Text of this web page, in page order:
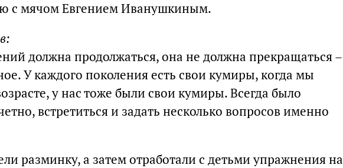
с мячом Евгением Иванушкиным.
должна продолжаться, она не должна прекращаться –
У каждого поколения есть свои кумиры, когда мы
у нас тоже были свои кумиры. Всегда было
встретиться и задать несколько вопросов именно
разминку, а затем отработали с детьми упражнения на